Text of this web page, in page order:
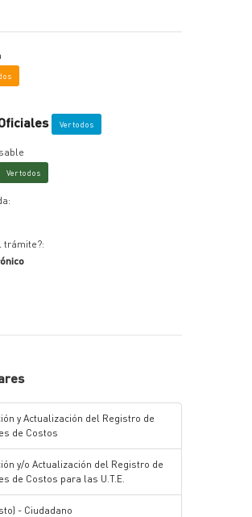
Ver todos
Ver todos
trámite?:
y Actualización del Registro de
de Costos
y/o Actualización del Registro de
de Costos para las U.T.E.
- Ciudadano